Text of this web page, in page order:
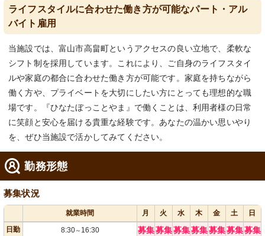
ライフスタイルに合わせた働き方が可能なパート・アル
バイト雇用
当施設では、富山市高畠町というアクセスの良い立地で、柔軟な
シフト制を採用しています。これにより、ご自身のライフスタイ
ルや家庭の都合に合わせた働き方が可能です。家庭を持ちながら
働く方や、プライベートを大切にしたい方にとっても理想的な職
場です。『ひなたぼっことやま』で働くことは、利用者様の日常
に笑顔と安心を届ける貴重な経験です。あなたの温かい思いやり
を、ぜひ当施設で活かしてみてください。
勤務形態
募集状況
就業時間 月 火 水 木 金 土
日
日勤
8:30～ 16:30 募集募集募集募集募集募集募集